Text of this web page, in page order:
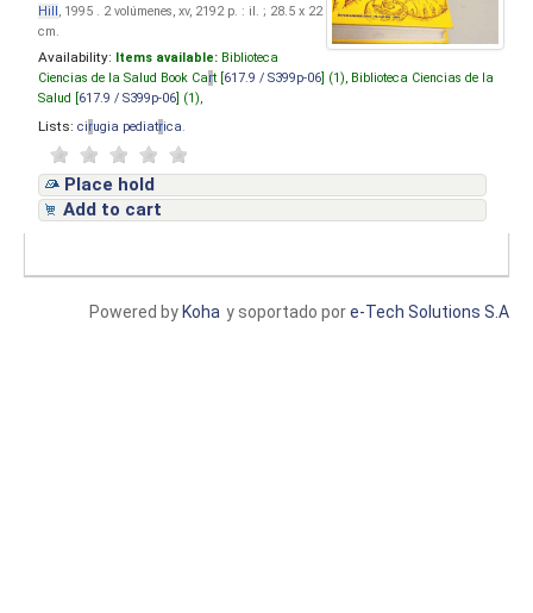
Hill, 1995 . 2 volúmenes, xv, 2192 p. : il. ; 28.5 x 22
cm.
Availability: Items available: Biblioteca
Ciencias de la Salud Book Cart [ 617.9 / S399p-06 ] (1), Biblioteca Ciencias de la
Salud [ 617.9 / S399p-06 ] (1),
Lists: cirugia pediatrica
Place hold
Add to cart
y soportado pore-Tech Solutions S.A
Powered by Koha